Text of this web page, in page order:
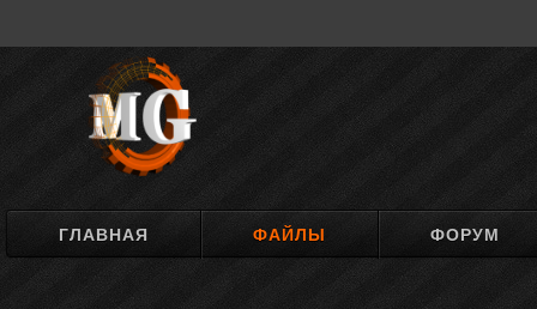
ГЛАВНАЯ ФАЙЛЫ ФОРУМ